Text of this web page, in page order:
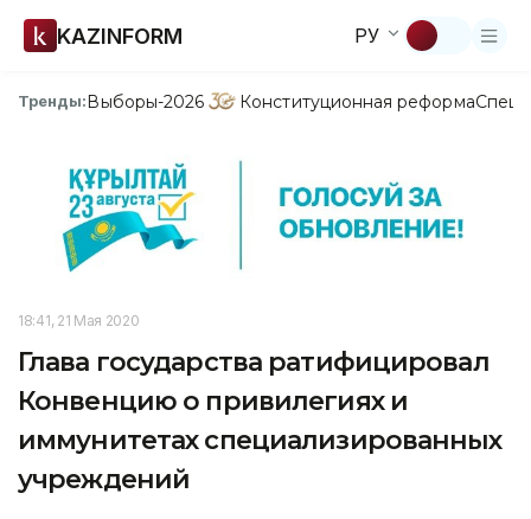
KAZINFORM РУ
Тренды:Выборы-2026 Конституционная реформа
18:41, 21 Мая 2020
Глава государства ратифицировал
Конвенцию о привилегиях и
иммунитетах специализированных
учреждений